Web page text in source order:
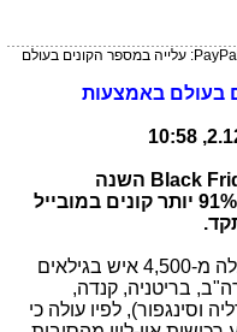
>> סקר PayPal: עלייה במספר הקונים בעולם
בעולם באמצעות
Black השנה
באמצעות הסמארטפון והטאבלט ו-91% יותר קונים במובייל
ערכה סקר בקרב למעלה מ-4,500 איש בגילאים
(ארה"ב, בריטניה, קנדה,
וסינגפור), לפיו עולה כי